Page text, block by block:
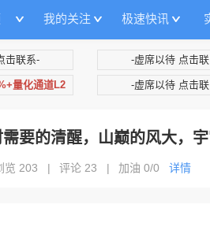
我的关注 极速快讯
击联系- -虚席以待 点击
量化通道L2 -虚席以待 点击
要的清醒，山巅的风大，
览 203 | 评论 23 | 加油 0/0 详情